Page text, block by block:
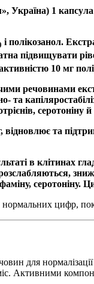
Україна) 1
і полікозанол.
10 мг
речовинами
серотоніну
та
в клітинах
цифр,
для
Активними